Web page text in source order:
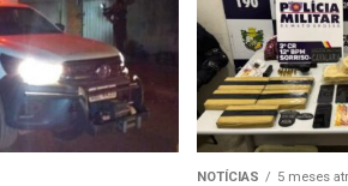
NOTÍCIAS 5 meses